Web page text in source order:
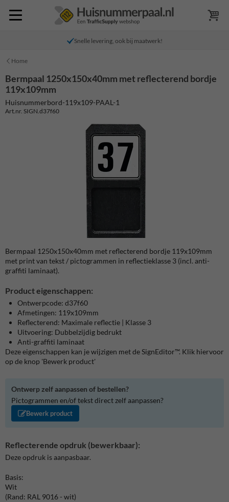
Snelle levering, ook bij maatwerk!
Home
Bermpaal 1250x150x40mm met reflecterend bordje
119x109mm
Huisnummerbord-119x109-PAAL-1
Art.nr. SIGN.d37f60
Bermpaal 1250x150x40mm met reflecterend bordje 119x109mm
met print van tekst / pictogrammen in reflectieklasse 3 (incl. anti-
graffiti laminaat).
Product eigenschappen:
Ontwerpcode: d37f60
Afmetingen: 119x109mm
Reflecterend: Maximale reflectie | Klasse 3
Uitvoering: Dubbelzijdig bedrukt
Anti-graffiti laminaat
Deze eigenschappen kan je wijzigen met de SignEditor™. Klik hiervoor
op de knop 'Bewerk product'
Ontwerp zelf aanpassen of bestellen?
Pictogrammen en/of tekst direct zelf aanpassen?
Bewerk product
Reflecterende opdruk (bewerkbaar):
Deze opdruk is aanpasbaar.
Basis:
Wit
(Rand: RAL 9016 - wit)